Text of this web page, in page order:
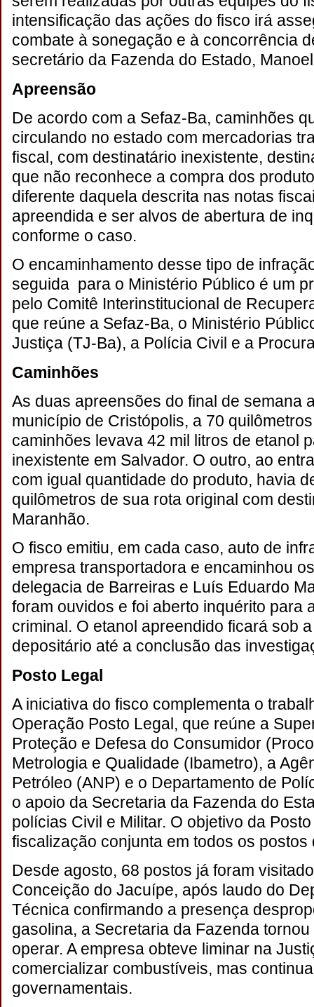
intensificação das ações do fisco irá
combate à sonegação e à concorrência
secretário da Fazenda do Estado,
Apreensão
De acordo com a Sefaz-Ba, caminhões
circulando no estado com mercadorias
fiscal, com destinatário inexistente,
que não reconhece a compra dos
diferente daquela descrita nas notas
apreendida e ser alvos de abertura de
conforme o caso.
O encaminhamento desse tipo de
seguida para o Ministério Público é um
pelo Comitê Interinstitucional de
que reúne a Sefaz-Ba, o Ministério
Justiça (TJ-Ba), a Polícia Civil e a
Caminhões
As duas apreensões do final de semana
município de Cristópolis, a 70
caminhões levava 42 mil litros de etanol
inexistente em Salvador. O outro, ao
com igual quantidade do produto, havia
quilômetros de sua rota original com
Maranhão.
O fisco emitiu, em cada caso, auto de
empresa transportadora e encaminhou
delegacia de Barreiras e Luís Eduardo
foram ouvidos e foi aberto inquérito para
criminal. O etanol apreendido ficará sob
depositário até a conclusão das
Posto Legal
A iniciativa do fisco complementa o
Operação Posto Legal, que reúne a
Proteção e Defesa do Consumidor
Metrologia e Qualidade (Ibametro), a
Petróleo (ANP) e o Departamento de
o apoio da Secretaria da Fazenda do
polícias Civil e Militar. O objetivo da
fiscalização conjunta em todos os postos
Desde agosto, 68 postos já foram
Conceição do Jacuípe, após laudo do
Técnica confirmando a presença
gasolina, a Secretaria da Fazenda
operar. A empresa obteve liminar na
comercializar combustíveis, mas
governamentais.